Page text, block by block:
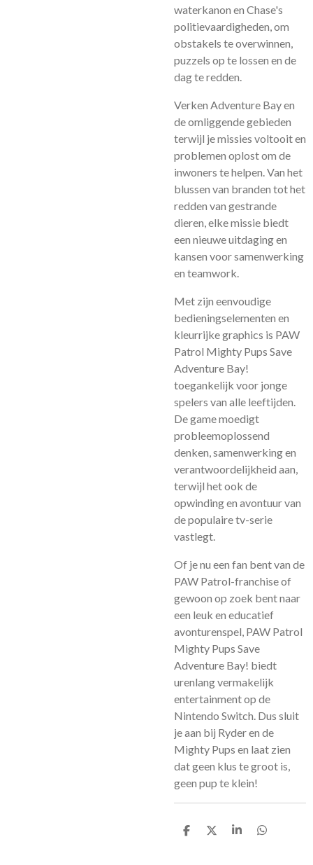
waterkanon en Chase's
politievaardigheden, om
obstakels te overwinnen,
puzzels op te lossen en de
dag te redden.
Verken Adventure Bay en
de omliggende gebieden
terwijl je missies voltooit en
problemen oplost om de
inwoners te helpen. Van het
blussen van branden tot het
redden van gestrande
dieren, elke missie biedt
een nieuwe uitdaging en
kansen voor samenwerking
en teamwork.
Met zijn eenvoudige
bedieningselementen en
kleurrijke graphics is PAW
Patrol Mighty Pups Save
Adventure Bay!
toegankelijk voor jonge
spelers van alle leeftijden.
De game moedigt
probleemoplossend
denken, samenwerking en
verantwoordelijkheid aan,
terwijl het ook de
opwinding en avontuur van
de populaire tv-serie
vastlegt.
Of je nu een fan bent van de
PAW Patrol-franchise of
gewoon op zoek bent naar
een leuk en educatief
avonturenspel, PAW Patrol
Mighty Pups Save
Adventure Bay! biedt
urenlang vermakelijk
entertainment op de
Nintendo Switch. Dus sluit
je aan bij Ryder en de
Mighty Pups en laat zien
dat geen klus te groot is,
geen pup te klein!
D
D
S
D